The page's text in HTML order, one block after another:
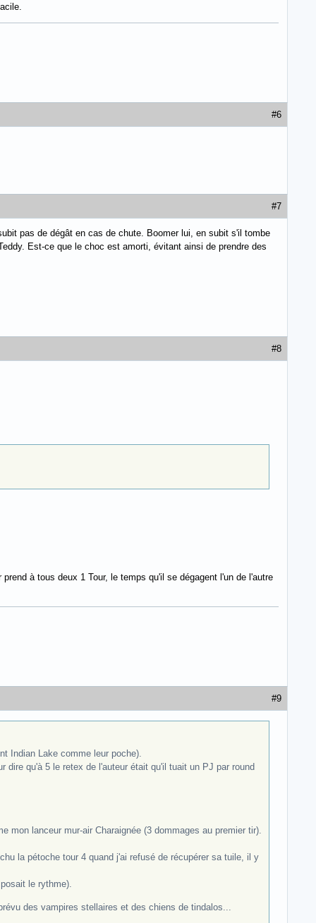
#6
#7
pas de dégât en cas de chute. Boomer lui, en subit s'il tombe
Est-ce que le choc est amorti, évitant ainsi de prendre des
#8
à tous deux 1 Tour, le temps qu'il se dégagent l'un de l'autre
#9
Indian Lake comme leur poche).
qu'à 5 le retex de l'auteur était qu'il tuait un PJ par round
lanceur mur-air Charaignée (3 dommages au premier tir).
la pétoche tour 4 quand j'ai refusé de récupérer sa tuile, il y
le rythme).
des vampires stellaires et des chiens de tindalos...